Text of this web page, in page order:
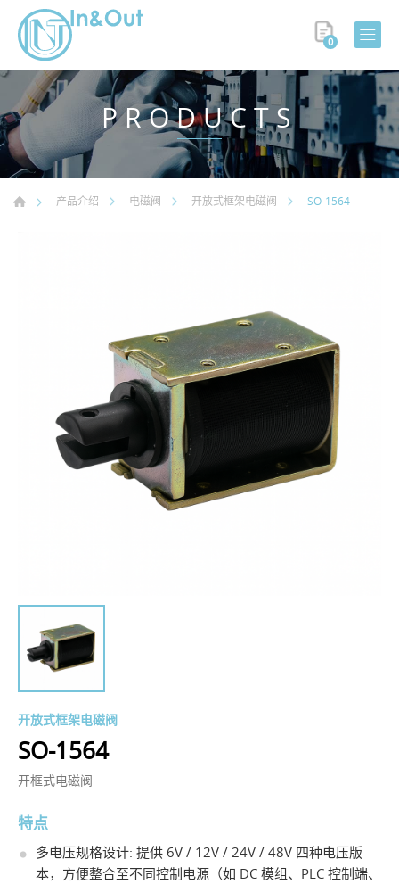
0
PRODUCTS
产品介绍 电磁阀 开放式框架电磁阀 SO-1564
开放式框架电磁阀
SO-1564
开框式电磁阀
特点
多电压规格设计: 提供 6V / 12V / 24V / 48V 四种电压版
本，方便整合至不同控制电源（如 DC 模组、PLC 控制端、